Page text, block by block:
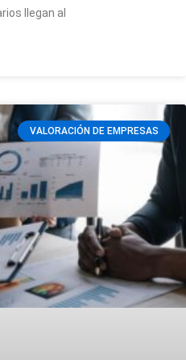
llegan al
VALORACIÓN DE EMPRESAS